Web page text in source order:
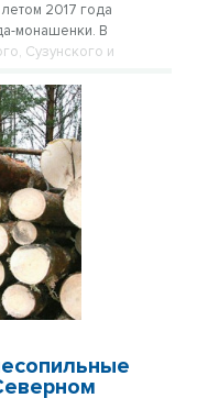
2017 года
монашенки. В
Сузунского и
этого вредителя.
хвою, после чего
в пресс-центре
лесного